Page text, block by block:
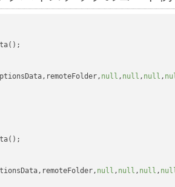
null , null , null ,
null , null , null ,